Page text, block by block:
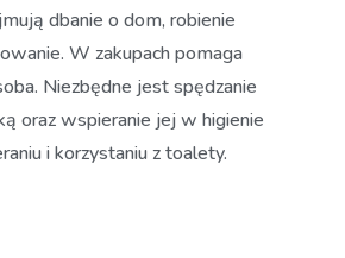
dbanie o dom, robienie
W zakupach pomaga
Niezbędne jest spędzanie
oraz wspieranie jej w higienie
i korzystaniu z toalety.